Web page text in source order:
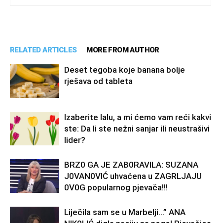
RELATED ARTICLES MORE FROM AUTHOR
Deset tegoba koje banana bolje
rješava od tableta
Izaberite lalu, a mi ćemo vam reći kakvi
ste: Da li ste nežni sanjar ili neustrašivi
lider?
BRZ0 GA JE ZAB0RAVlLA: SUZANA
J0VAN0VIĆ uhvaćena u ZAGRLJAJU
0V0G popularnog pjevača!!!
Liječila sam se u Marbelji…” ANA